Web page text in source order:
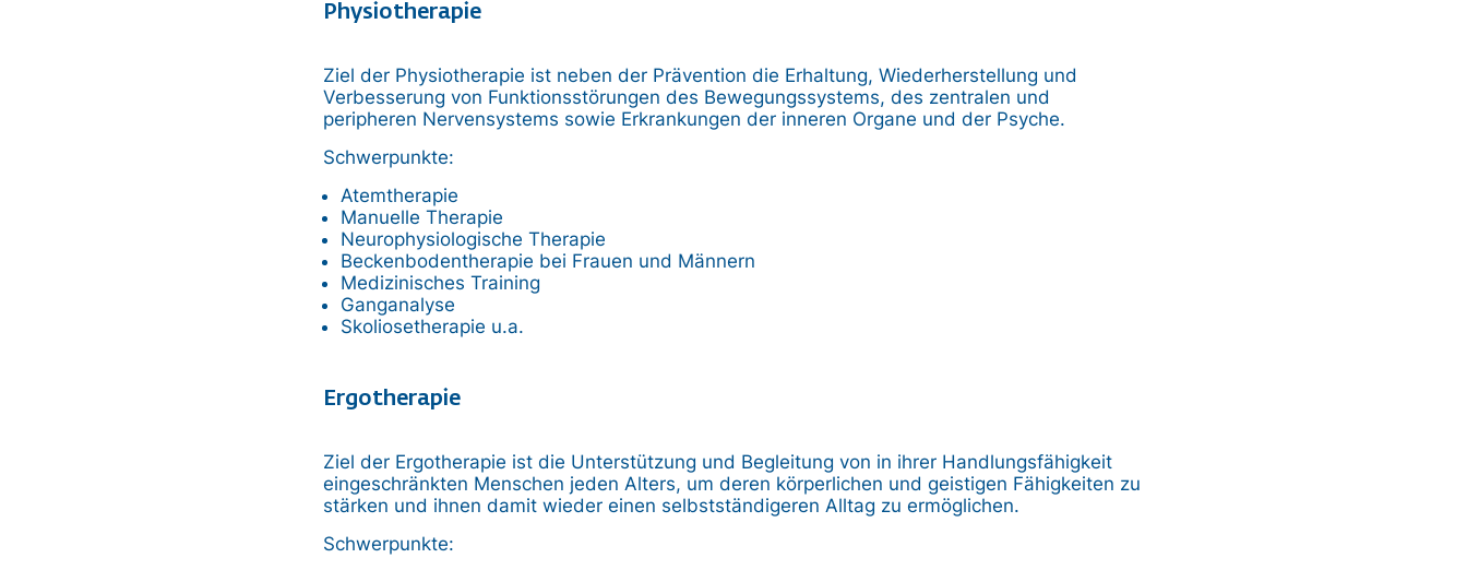
Physiotherapie
Ziel der Physiotherapie ist neben der Prävention die Erhaltung, Wiederherstellung und
Verbesserung von Funktionsstörungen des Bewegungssystems, des zentralen und
peripheren Nervensystems sowie Erkrankungen der inneren Organe und der Psyche.
Schwerpunkte:
Atemtherapie
Manuelle Therapie
Neurophysiologische Therapie
Beckenbodentherapie bei Frauen und Männern
Medizinisches Training
Ganganalyse
Skoliosetherapie u.a.
Ergotherapie
Ziel der Ergotherapie ist die Unterstützung und Begleitung von in ihrer Handlungsfähigkeit
eingeschränkten Menschen jeden Alters, um deren körperlichen und geistigen Fähigkeiten zu
stärken und ihnen damit wieder einen selbstständigeren Alltag zu ermöglichen.
Schwerpunkte: